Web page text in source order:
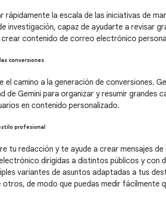
rápidamente la escala de las iniciativas de
investigación, capaz de ayudarte a revisar
crear contenido de correo electrónico
conversiones
el camino a la generación de conversiones.
de Gemini para organizar y resumir
en contenido personalizado.
profesional
tu redacción y te ayude a crear mensajes
dirigidas a distintos públicos y con
variantes de asuntos adaptadas a tus
de modo que puedas medir fácilmente